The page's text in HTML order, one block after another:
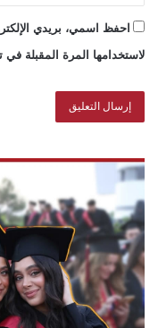
احفظ اسمي، بريدي
لاستخدامها المرة المقبلة في